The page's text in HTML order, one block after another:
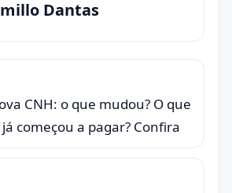
Dantas
CNH: o que mudou? O que
começou a pagar? Confira